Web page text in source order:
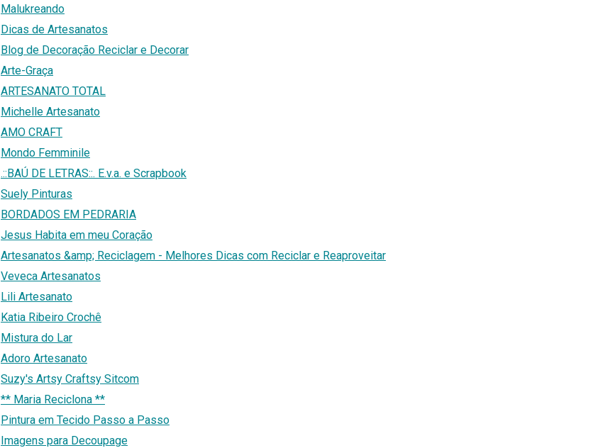
Malukreando
Dicas de Artesanatos
Blog de Decoração Reciclar e Decorar
Arte-Graça
ARTESANATO TOTAL
Michelle Artesanato
AMO CRAFT
Mondo Femminile
.::BAÚ DE LETRAS::. E.v.a. e Scrapbook
Suely Pinturas
BORDADOS EM PEDRARIA
Jesus Habita em meu Coração
Artesanatos &amp; Reciclagem - Melhores Dicas com Reciclar e Reaproveitar
Veveca Artesanatos
Lili Artesanato
Katia Ribeiro Crochê
Mistura do Lar
Adoro Artesanato
Suzy's Artsy Craftsy Sitcom
** Maria Reciclona **
Pintura em Tecido Passo a Passo
Imagens para Decoupage